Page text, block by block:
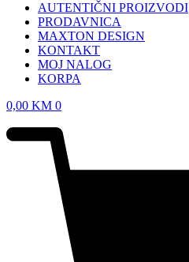
AUTENTIČNI PROIZVODI
PRODAVNICA
MAXTON DESIGN
KONTAKT
MOJ NALOG
KORPA
0,00 KM 0